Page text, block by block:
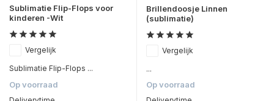
Sublimatie Flip-Flops voor
kinderen -Wit
Vergelijk
Sublimatie Flip-Flops ...
Op voorraad
Brillendoosje Linnen
(sublimatie)
Vergelijk
...
Op voorraad